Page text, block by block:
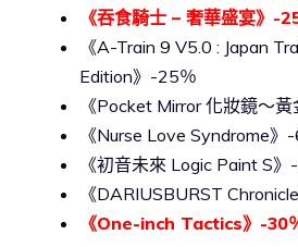
《吞食騎士 – 奢華盛宴》-
《A-Train 9 V5.0 : Japan
Edition》-25％
《Pocket Mirror 化妝鏡～
《Nurse Love Syndrome》
《初音未來 Logic Paint S
《DARIUSBURST
《One-inch Tactics》-30